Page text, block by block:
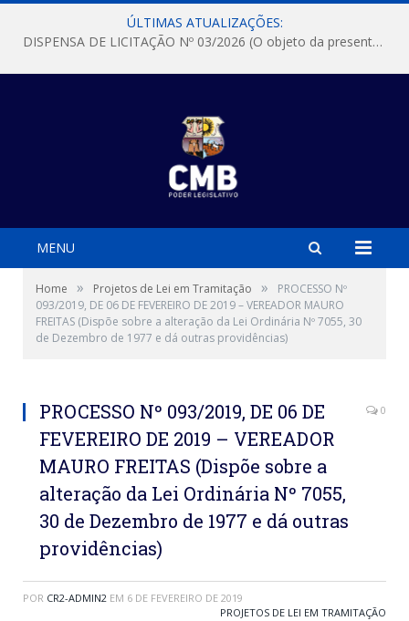
ÚLTIMAS ATUALIZAÇÕES:
DISPENSA DE LICITAÇÃO Nº 03/2026 (O objeto da presente dispensa é a escolha da proposta mais vantajosa para a aquisição, de aparelhos de ar condicionado, tipo Split, com material de instalação e fogão industrial, conforme condições, quantidades e exigências estabelecidas no termo de referencia e neste aviso de contratação direta e seus anexos)
MENU
Home » Projetos de Lei em Tramitação »
PROCESSO Nº
093/2019, DE 06 DE FEVEREIRO DE 2019 – VEREADOR MAURO
FREITAS (Dispõe sobre a alteração da Lei Ordinária Nº 7055, 30
de Dezembro de 1977 e dá outras providências)
PROCESSO Nº 093/2019, DE 06 DE
FEVEREIRO DE 2019 – VEREADOR
MAURO FREITAS (Dispõe sobre a
alteração da Lei Ordinária Nº 7055,
30 de Dezembro de 1977 e dá outras
providências)
0
POR CR2-ADMIN2 EM 6 DE FEVEREIRO DE 2019
PROJETOS DE LEI EM TRAMITAÇÃO